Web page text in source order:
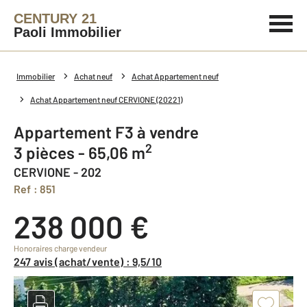
CENTURY 21
Paoli Immobilier
Immobilier Achat neuf Achat Appartement neuf
Achat Appartement neuf CERVIONE (20221)
Appartement F3 à vendre
3 pièces - 65,06 m2
CERVIONE - 202
Ref : 851
238 000 €
Honoraires charge vendeur
247 avis (achat/vente) : 9,5/10